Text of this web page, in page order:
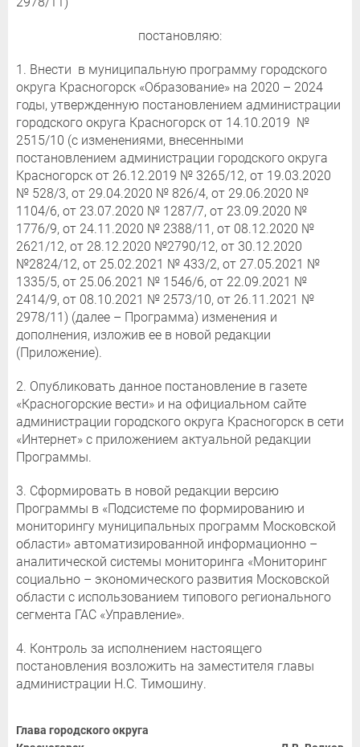
постановляю:
1. Внести в муниципальную программу городского
округа Красногорск «Образование» на 2020 – 2024
годы, утвержденную постановлением администрации
городского округа Красногорск от 14.10.2019 №
2515/10 (с изменениями, внесенными
постановлением администрации городского округа
Красногорск от 26.12.2019 № 3265/12, от 19.03.2020
№ 528/3, от 29.04.2020 № 826/4, от 29.06.2020 №
1104/6, от 23.07.2020 № 1287/7, от 23.09.2020 №
1776/9, от 24.11.2020 № 2388/11, от 08.12.2020 №
2621/12, от 28.12.2020 №2790/12, от 30.12.2020
№2824/12, от 25.02.2021 № 433/2, от 27.05.2021 №
1335/5, от 25.06.2021 № 1546/6, от 22.09.2021 №
2414/9, от 08.10.2021 № 2573/10, от 26.11.2021 №
2978/11) (далее – Программа) изменения и
дополнения, изложив ее в новой редакции
(Приложение).
2. Опубликовать данное постановление в газете
«Красногорские вести» и на официальном сайте
администрации городского округа Красногорск в сети
«Интернет» с приложением актуальной редакции
Программы.
3. Сформировать в новой редакции версию
Программы в «Подсистеме по формированию и
мониторингу муниципальных программ Московской
области» автоматизированной информационно –
аналитической системы мониторинга «Мониторинг
социально – экономического развития Московской
области с использованием типового регионального
сегмента ГАС «Управление».
4. Контроль за исполнением настоящего
постановления возложить на заместителя главы
администрации Н.С. Тимошину.
Глава городского округа